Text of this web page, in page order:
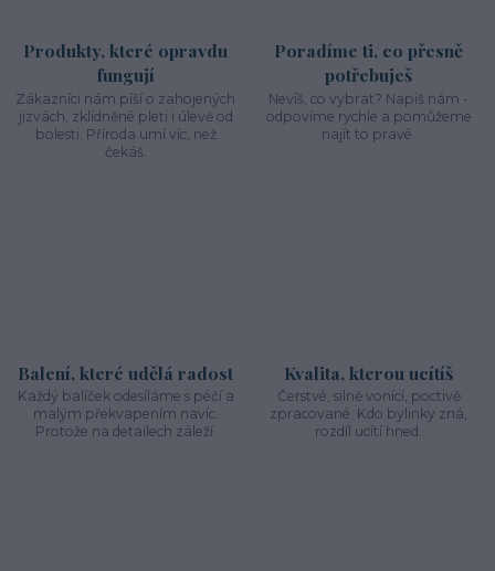
Produkty, které opravdu
fungují
Zákazníci nám píší o zahojených
jizvách, zklidněné pleti i úlevě od
bolesti. Příroda umí víc, než
čekáš.
Poradíme ti, co přesně
potřebuješ
Nevíš, co vybrat? Napiš nám -
odpovíme rychle a pomůžeme
najít to pravé.
Balení, které udělá radost
Každý balíček odesíláme s péčí a
malým překvapením navíc.
Protože na detailech záleží.
Kvalita, kterou ucítíš
Čerstvé, silně vonící, poctivě
zpracované. Kdo bylinky zná,
rozdíl ucítí hned.